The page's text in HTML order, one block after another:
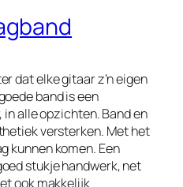
dat elke gitaar z’n eigen
band is een
alle opzichten. Band en
versterken. Met het
kunnen komen. Een
stukje handwerk, net
ook makkelijk